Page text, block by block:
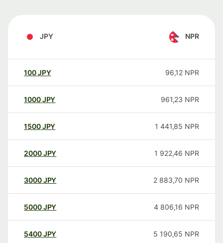
JPY NPR
100JPY 96,12 NPR
1000JPY 961,23 NPR
1500JPY 1 441,85 NPR
2000JPY 1 922,46 NPR
3000JPY 2 883,70 NPR
5000JPY 4 806,16 NPR
5400JPY 5 190,65 NPR